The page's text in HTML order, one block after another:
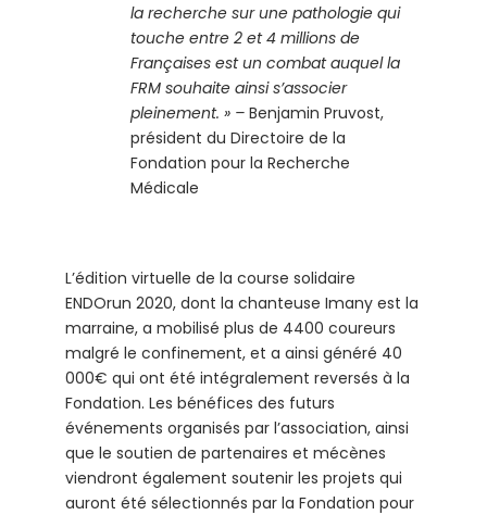
la recherche sur une pathologie qui
touche entre 2 et 4 millions de
Françaises est un combat auquel la
FRM souhaite ainsi s’associer
pleinement. » – Benjamin Pruvost,
président du Directoire de la
Fondation pour la Recherche
Médicale
L’édition virtuelle de la course solidaire
ENDOrun 2020, dont la chanteuse Imany est la
marraine, a mobilisé plus de 4400 coureurs
malgré le confinement, et a ainsi généré 40
000€ qui ont été intégralement reversés à la
Fondation. Les bénéfices des futurs
événements organisés par l’association, ainsi
que le soutien de partenaires et mécènes
viendront également soutenir les projets qui
auront été sélectionnés par la Fondation pour